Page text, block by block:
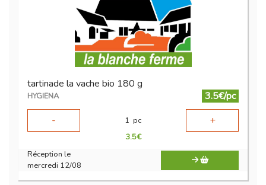
tartinade la vache bio 180 g
HYGIENA
3.5€/pc
-
1 pc +
3.5€
Réception le
mercredi 12/08